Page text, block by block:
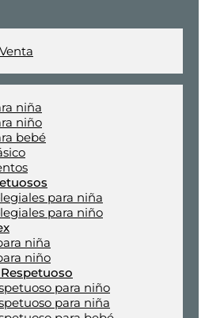
niña
niño
bebé
para niña
para niño
niña
niño
para niño
para niña